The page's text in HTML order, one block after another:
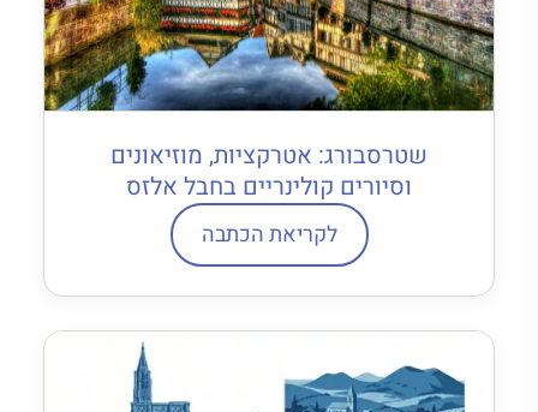
שטרסבורג: אטרקציות, מוזיאונים
וסיורים קולינריים בחבל אלזס
לקריאת הכתבה